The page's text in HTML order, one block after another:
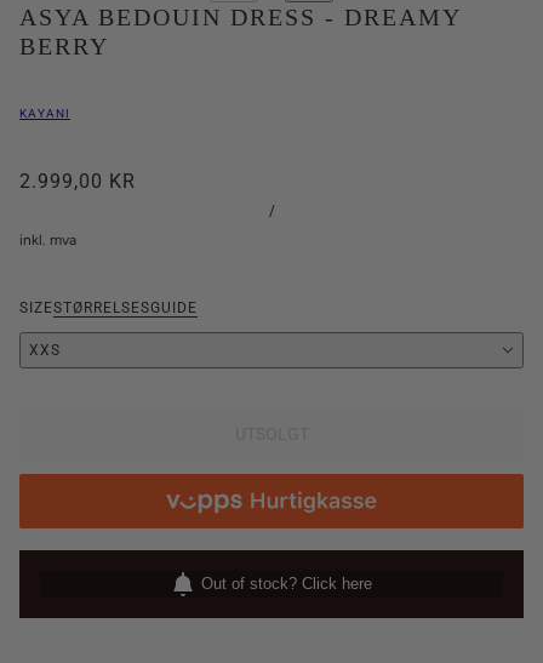
ASYA BEDOUIN DRESS - DREAMY
BERRY
KAYANI
2.999,00 KR
/
inkl. mva
SIZESTØRRELSESGUIDE
XXS
Out of stock? Click here